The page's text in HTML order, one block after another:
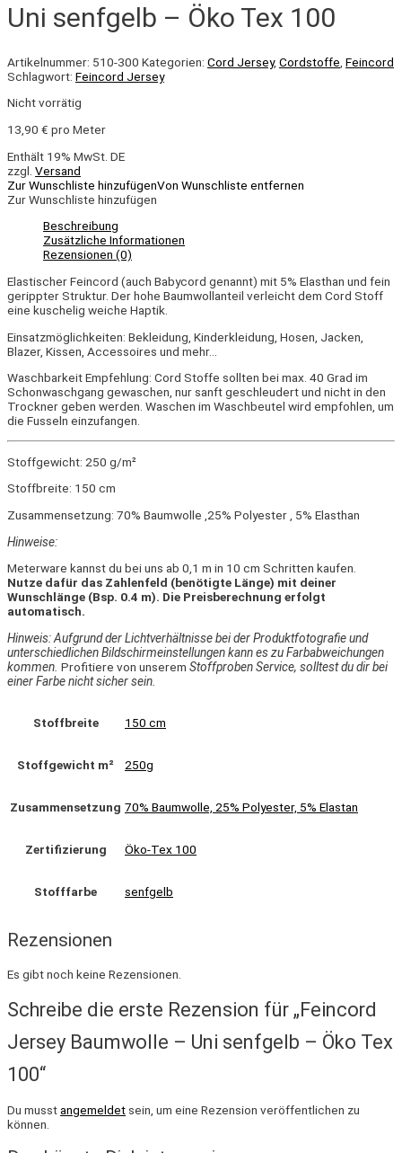
Uni senfgelb – Öko Tex 100
Artikelnummer: 510-300 Kategorien: Cord Jersey, Cordstoffe Feincord
Schlagwort: Feincord Jersey
Nicht vorrätig
13,90 € pro Meter
Enthält 19% MwSt. DE
zzgl. Versand
Zur Wunschliste hinzufügenVon Wunschliste entfernen
Zur Wunschliste hinzufügen
Beschreibung
Zusätzliche Informationen
Rezensionen (0)
Elastischer Feincord (auch Babycord genannt) mit 5% Elasthan und fein
gerippter Struktur. Der hohe Baumwollanteil verleicht dem Cord Stoff
eine kuschelig weiche Haptik.
Einsatzmöglichkeiten: Bekleidung, Kinderkleidung, Hosen, Jacken,
Blazer, Kissen, Accessoires und mehr…
Waschbarkeit Empfehlung: Cord Stoffe sollten bei max. 40 Grad im
Schonwaschgang gewaschen, nur sanft geschleudert und nicht in den
Trockner geben werden. Waschen im Waschbeutel wird empfohlen, um
die Fusseln einzufangen.
Stoffgewicht: 250 g/m²
Stoffbreite: 150 cm
Zusammensetzung: 70% Baumwolle ,25% Polyester , 5% Elasthan
Hinweise:
Meterware kannst du bei uns ab 0,1 m in 10 cm Schritten kaufen.
Nutze dafür das Zahlenfeld (benötigte Länge) mit deiner
Wunschlänge (Bsp. 0.4 m). Die Preisberechnung erfolgt
automatisch.
Hinweis: Aufgrund der Lichtverhältnisse bei der Produktfotografie und
unterschiedlichen Bildschirmeinstellungen kann es zu Farbabweichungen
kommen. Profitiere von unserem Stoffproben Service, solltest du dir bei
einer Farbe nicht sicher sein.
Stoffbreite 150 cm
Stoffgewicht m² 250g
Zusammensetzung 70% Baumwolle, 25% Polyester, 5% Elastan
Zertifizierung Öko-Tex 100
Stofffarbe senfgelb
Rezensionen
Es gibt noch keine Rezensionen.
Schreibe die erste Rezension für „Feincord
Jersey Baumwolle – Uni senfgelb – Öko Tex
100“
Du musstangemeldet sein, um eine Rezension veröffentlichen zu
können.